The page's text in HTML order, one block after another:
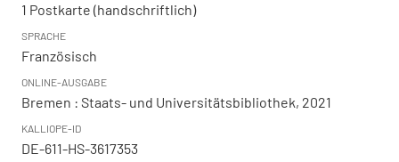
1 Postkarte (handschriftlich)
SPRACHE
Französisch
ONLINE-AUSGABE
Bremen : Staats- und Universitätsbibliothek, 2021
KALLIOPE-ID
DE-611-HS-3617353